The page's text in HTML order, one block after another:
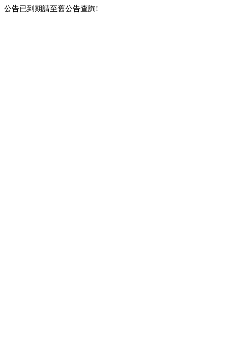
公告已到期請至舊公告查詢!